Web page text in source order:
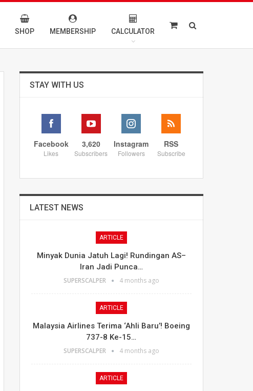
SHOP MEMBERSHIP CALCULATOR
STAY WITH US
Facebook
Likes
3,620
Subscribers
Instagram
Followers
RSS
Subscribe
LATEST NEWS
ARTICLE
Minyak Dunia Jatuh Lagi! Rundingan AS–
Iran Jadi Punca…
SUPERSCALPER 4 months ago
ARTICLE
Malaysia Airlines Terima ‘Ahli Baru’! Boeing
737-8 Ke-15…
SUPERSCALPER 4 months ago
ARTICLE